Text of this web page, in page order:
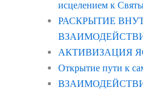
исцелением к
РАСКРЫТИЕ
АКТИВИЗАЦИЯ
Открытие пути к